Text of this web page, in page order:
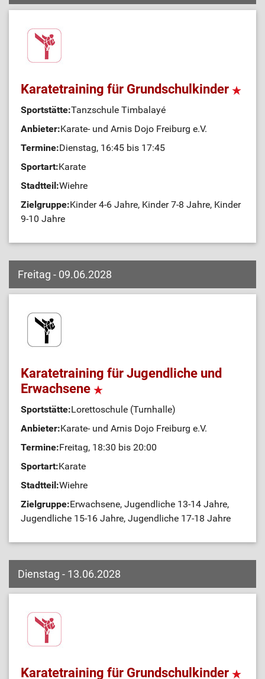
Karatetraining für Grundschulkinder
Sportstätte:Tanzschule Timbalayé
Anbieter:Karate- und Arnis Dojo Freiburg e.V.
Termine:Dienstag, 16:45 bis 17:45
Sportart:Karate
Stadtteil:Wiehre
Zielgruppe:Kinder 4-6 Jahre, Kinder 7-8 Jahre, Kinder
9-10 Jahre
Freitag - 09.06.2028
Karatetraining für Jugendliche und
Erwachsene
Sportstätte:Lorettoschule (Turnhalle)
Anbieter:Karate- und Arnis Dojo Freiburg e.V.
Termine:Freitag, 18:30 bis 20:00
Sportart:Karate
Stadtteil:Wiehre
Zielgruppe:Erwachsene, Jugendliche 13-14 Jahre,
Jugendliche 15-16 Jahre, Jugendliche 17-18 Jahre
Dienstag - 13.06.2028
Karatetraining für Grundschulkinder